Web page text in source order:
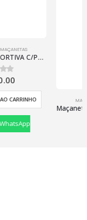
MANIVELAS E MAÇANETAS
0de 5
R$
ADICIONAR AO CARRINHO
Buy via WhatsApp